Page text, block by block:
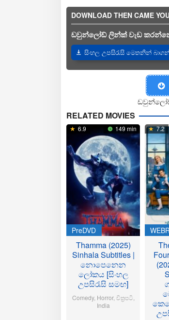
DOWNLOAD THEN CAME
ඩවුන්ලෝඩ් ලින්ක් වැඩ
සිංහල උපසිරැසි මෙතනින්
RELATED MOVIES
6.9 149 min
PreDVD
Thamma (2025)
Sinhala Subtitles |
නොපෙනෙන
ලෝකය [සිංහල
උපසිරැසි සමඟ]
Comedy, Horror, චිත්‍රපටි
India
7.2